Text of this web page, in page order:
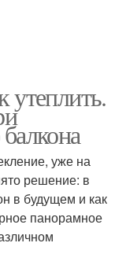
утеплить.
уже на
решение: в
в будущем и как
панорамное